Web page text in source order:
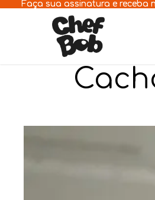
Faça sua assinatura e receba
Faça sua assinatura e receba